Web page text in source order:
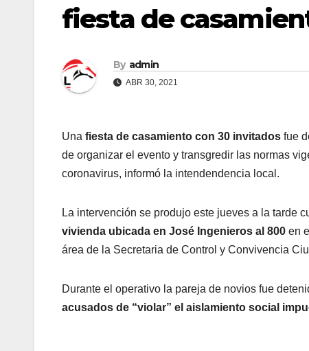
fiesta de
By admin
ABR 30, 2021
Una fiesta de casamiento con 30 invitados fue
de organizar el evento y transgredir las normas
coronavirus, informó la intendendencia local.
La intervención se produjo este jueves a la tarde
vivienda ubicada en José Ingenieros al 800 en
área de la Secretaria de Control y Convivencia
Durante el operativo la pareja de novios fue
acusados de “violar” el aislamiento social